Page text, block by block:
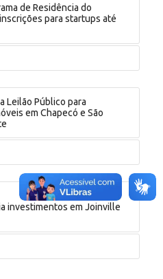
de Residência do
para startups até
Leilão Público para
em Chapecó e São
investimentos em Joinville